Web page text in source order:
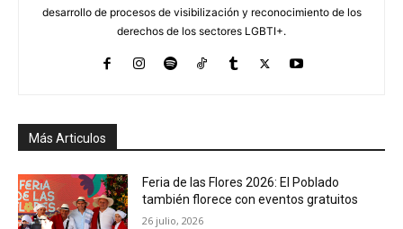
desarrollo de procesos de visibilización y reconocimiento de los
derechos de los sectores LGBTI+.
Más Articulos
Feria de las Flores 2026: El Poblado
también florece con eventos gratuitos
26 julio, 2026